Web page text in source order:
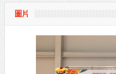
圖片